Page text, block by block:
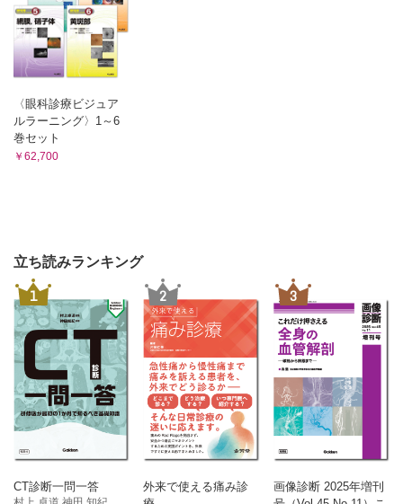
50．デヒドロエピアンドロステロンサルフェート（DHEA-
S），デヒドロエピアンドロステロン（DHEA）
I．性腺・胎盤
51．エストラジオール（E2），エストリオール（E3）
ロテストステロン（DHT）
53．妊娠反応
58．ガストリン
59．レニン・アルドステロン
60．ANP，BNP，NT-proBNP
61．リポ蛋白（a）（Lp（a））
62．心筋障害マーカー（心筋トロポニンT，心筋トロポニン
I，心臓型脂肪酸結合蛋白［H-FABP］，CK-MB）
3 血液学的検査
A．血球形態・機能
1．赤血球数・形態，ヘモグロビン，ヘマトクリット，網赤
血球数
2．エリスロポエチン
〈眼科診療ビジュア
ルラーニング〉1～6
巻セット
￥62,700
立ち読みランキング
1
CT診断一問一答
2
外来で使える痛み診
3
画像診断 2025年増刊